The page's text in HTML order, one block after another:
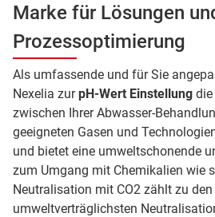
Marke für Lösungen
Prozessoptimierung
Als umfassende und für Sie
Nexelia zurpH-Wert Einstellung
zwischen Ihrer Abwasser-
geeigneten Gasen und
und bietet eine umweltschonende
zum Umgang mit Chemikalien wie
Neutralisation mit CO2 zählt zu
umweltverträglichsten